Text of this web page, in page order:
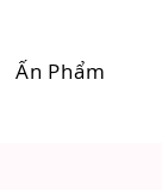
Ấn Phẩm